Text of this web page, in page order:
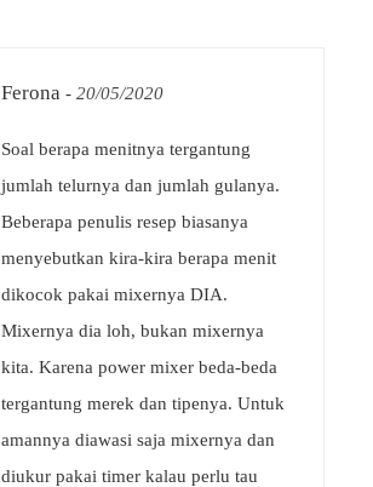
Ferona - 20/05/2020
Soal berapa menitnya tergantung
jumlah telurnya dan jumlah gulanya.
Beberapa penulis resep biasanya
menyebutkan kira-kira berapa menit
dikocok pakai mixernya DIA.
Mixernya dia loh, bukan mixernya
kita. Karena power mixer beda-beda
tergantung merek dan tipenya. Untuk
amannya diawasi saja mixernya dan
diukur pakai timer kalau perlu tau